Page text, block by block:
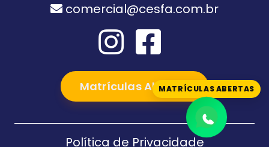
MATRÍCULAS ABERTAS
comercial@cesfa.com.br
Matrículas Abertas
Política de Privacidade